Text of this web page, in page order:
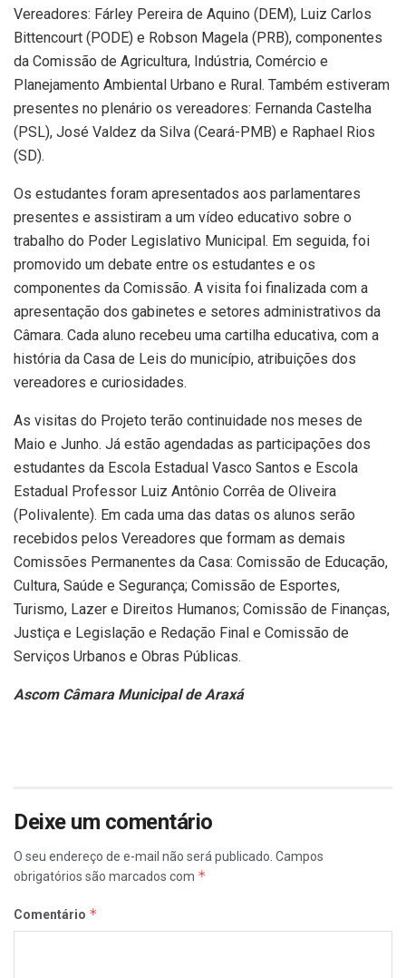
Vereadores: Fárley Pereira de Aquino (DEM), Luiz Carlos
Bittencourt (PODE) e Robson Magela (PRB), componentes
da Comissão de Agricultura, Indústria, Comércio e
Planejamento Ambiental Urbano e Rural. Também estiveram
presentes no plenário os vereadores: Fernanda Castelha
(PSL), José Valdez da Silva (Ceará-PMB) e Raphael Rios
(SD).
Os estudantes foram apresentados aos parlamentares
presentes e assistiram a um vídeo educativo sobre o
trabalho do Poder Legislativo Municipal. Em seguida, foi
promovido um debate entre os estudantes e os
componentes da Comissão. A visita foi finalizada com a
apresentação dos gabinetes e setores administrativos da
Câmara. Cada aluno recebeu uma cartilha educativa, com a
história da Casa de Leis do município, atribuições dos
vereadores e curiosidades.
As visitas do Projeto terão continuidade nos meses de
Maio e Junho. Já estão agendadas as participações dos
estudantes da Escola Estadual Vasco Santos e Escola
Estadual Professor Luiz Antônio Corrêa de Oliveira
(Polivalente). Em cada uma das datas os alunos serão
recebidos pelos Vereadores que formam as demais
Comissões Permanentes da Casa: Comissão de Educação,
Cultura, Saúde e Segurança; Comissão de Esportes,
Turismo, Lazer e Direitos Humanos; Comissão de Finanças,
Justiça e Legislação e Redação Final e Comissão de
Serviços Urbanos e Obras Públicas.
Ascom Câmara Municipal de Araxá
Deixe um comentário
O seu endereço de e-mail não será publicado. Campos
obrigatórios são marcados com *
Comentário *